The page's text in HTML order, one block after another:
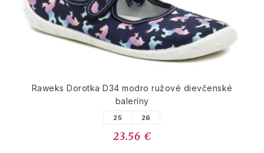
Raweks Dorotka D34 modro ružové dievčenské
baleríny
25 26
23.56 €